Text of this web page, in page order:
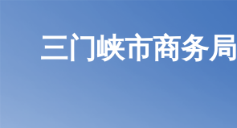
三门峡市商务局